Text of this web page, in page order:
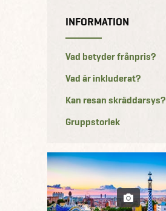
INFORMATION
Vad betyder frånpris?
Vad är inkluderat?
Kan resan skräddarsys?
Gruppstorlek